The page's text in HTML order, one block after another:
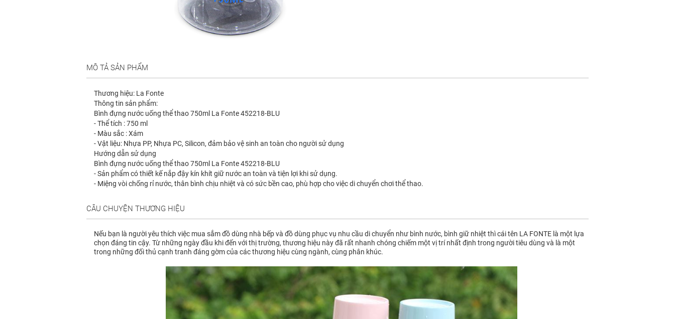
MÔ TẢ SẢN PHẨM
Thương hiệu: La Fonte
Thông tin sản phẩm:
Bình đựng nước uống thể thao 750ml La Fonte 452218-BLU
- Thể tích : 750 ml
- Màu sắc : Xám
- Vật liệu: Nhựa PP, Nhựa PC, Silicon, đảm bảo vệ sinh an toàn cho người sử dụng
Hướng dẫn sử dụng
Bình đựng nước uống thể thao 750ml La Fonte 452218-BLU
- Sản phẩm có thiết kế nắp đậy kín khít giữ nước an toàn và tiện lợi khi sử dụng.
- Miệng vòi chống rỉ nước, thân bình chịu nhiệt và có sức bền cao, phù hợp cho việc di chuyển chơi thể thao.
CÂU CHUYỆN THƯƠNG HIỆU
Nếu bạn là người yêu thích việc mua sắm đồ dùng nhà bếp và đồ dùng phục vụ nhu cầu di chuyển như bình nước, bình giữ nhiệt thì cái tên LA FONTE là một lựa
chọn đáng tin cậy. Từ những ngày đầu khi đến với thị trường, thương hiệu này đã rất nhanh chóng chiếm một vị trí nhất định trong người tiêu dùng và là một
trong những đối thủ cạnh tranh đáng gờm của các thương hiệu cùng ngành, cùng phân khúc.